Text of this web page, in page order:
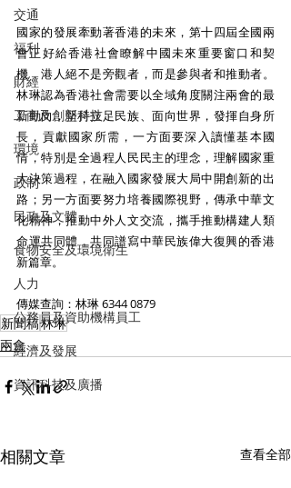
交通
福利
財經
工商及創新科技
環境
政制
民政及文體
食物安全及環境衛生
人力
公務員及資助機構員工
經濟及發展
資訊科技及廣播
國家的發展牽動著香港的未來，第十四屆全國兩
會正好給香港社會瞭解中國未來重要窗口和契
機，港人絕不是旁觀者，而是參與者和推動者。
林琳認為香港社會需要以全域角度關注兩會的最
新動向，堅持立足民族、面向世界，發揮自身所
長，貢獻國家所需，一方面要深入讀懂基本國
情，特別是全過程人民民主的理念，理解國家重
大決策過程，在融入國家發展大局中開創新的出
路；另一方面要努力培養國際視野，傳承中華文
化精神，推動中外人文交流，攜手推動構建人類
命運共同體，共同譜寫中華民族偉大復興的香港
新篇章。
傳媒查詢：林琳 6344 0879
新聞稿林琳
兩會
相關文章 查看全部